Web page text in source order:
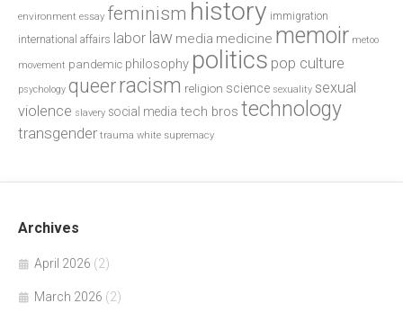
environment essay feminism history immigration
international affairs labor law media medicine memoir metoo
movement pandemic philosophy politics pop culture
psychology queerracism religion science sexuality sexual
violence slavery social media tech bros technology
transgender trauma white supremacy
Archives
April 2026 (2)
March 2026 (2)